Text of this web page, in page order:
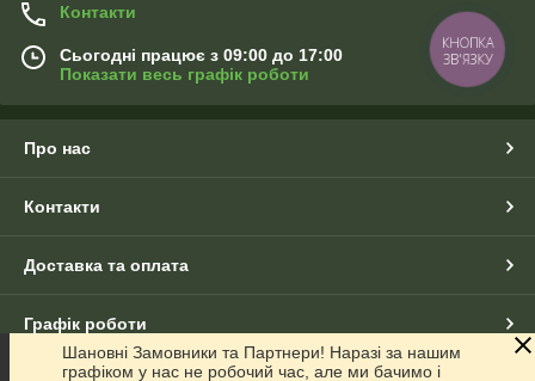
Контакти
Сьогодні працює з 09:00 до 17:00
Показати весь графік роботи
Про нас
Контакти
Доставка та оплата
Графік роботи
Шановні Замовники та Партнери! Наразі за нашим
графіком у нас не робочий час, але ми бачимо і
КНОПКА
ЗВ'ЯЗКУ